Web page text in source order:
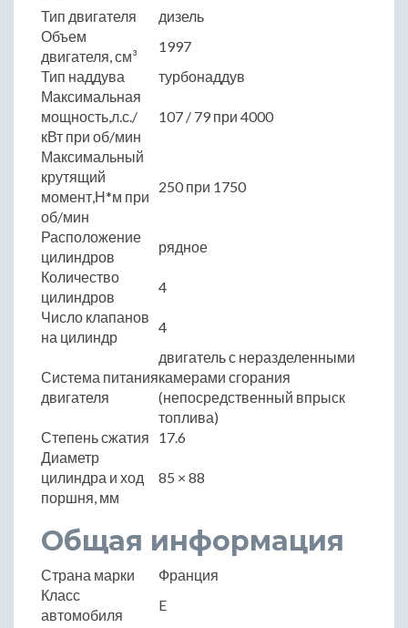
Тип двигателя
дизель
Объем
двигателя, см³
1997
Тип наддува
турбонаддув
Максимальная
мощность,л.с./
кВт при об/мин
107 / 79 при 4000
Максимальный
крутящий
момент,Н*м при
об/мин
250 при 1750
Расположение
цилиндров
рядное
Количество
цилиндров
4
Число клапанов
на цилиндр
4
Система питания
двигателя
двигатель с неразделенными
камерами сгорания
(непосредственный впрыск
топлива)
Степень сжатия
17.6
Диаметр
цилиндра и ход
поршня, мм
85 × 88
Общая информация
Страна марки
Франция
Класс
автомобиля
E